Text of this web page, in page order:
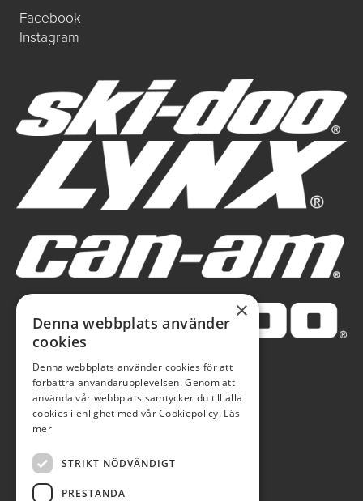
Facebook
Instagram
×
Denna webbplats använder
cookies
Denna webbplats använder cookies för att
förbättra användarupplevelsen. Genom att
använda vår webbplats samtycker du till alla
cookies i enlighet med vår Cookiepolicy. Läs
mer
STRIKT NÖDVÄNDIGT
PRESTANDA